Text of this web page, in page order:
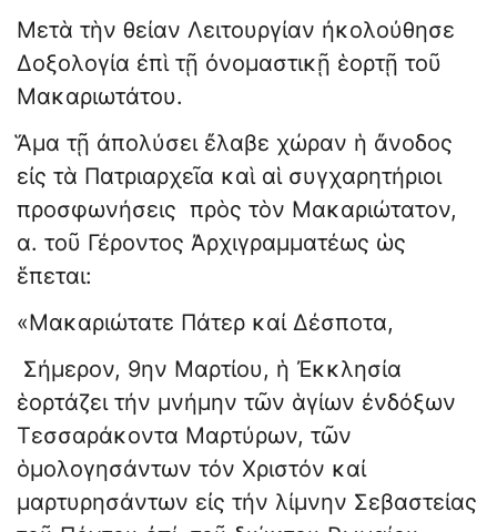
Μετὰ τὴν θείαν Λειτουργίαν ἠκολούθησε
Δοξολογία ἐπὶ τῇ ὀνομαστικῇ ἑορτῇ τοῦ
Μακαριωτάτου.
Ἅμα τῇ ἀπολύσει ἔλαβε χώραν ἡ ἄνοδος
εἰς τὰ Πατριαρχεῖα καὶ αἱ συγχαρητήριοι
προσφωνήσεις πρὸς τὸν Μακαριώτατον,
α. τοῦ Γέροντος Ἀρχιγραμματέως ὡς
ἕπεται:
«Μακαριώτατε Πάτερ καί Δέσποτα,
Σήμερον, 9ην Μαρτίου, ἡ Ἐκκλησία
ἑορτάζει τήν μνήμην τῶν ἁγίων ἐνδόξων
Τεσσαράκοντα Μαρτύρων, τῶν
ὁμολογησάντων τόν Χριστόν καί
μαρτυρησάντων εἰς τήν λίμνην Σεβαστείας